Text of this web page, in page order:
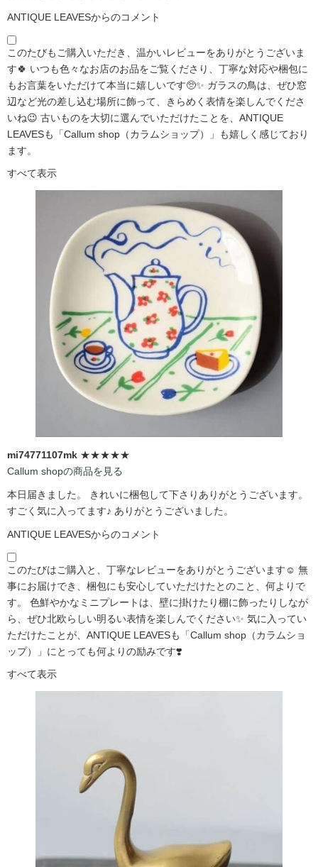
ANTIQUE LEAVESからのコメント
このたびもご購入いただき、温かいレビューをありがとうございま
す🍀 いつも色々なお店のお品をご覧くださり、丁寧な対応や梱包に
もお言葉をいただけて本当に嬉しいです🥺✨ ガラスの鳥は、ぜひ窓
辺など光の差し込む場所に飾って、きらめく表情を楽しんでくださ
いね😉 古いものを大切に選んでいただけたことを、ANTIQUE
LEAVESも「Callum shop（カラムショップ）」も嬉しく感じており
ます。
すべて表示
mi74771107mk ★★★★★
Callum shopの商品を見る
本日届きました。 きれいに梱包して下さりありがとうございます。
すごく気に入ってます♪ ありがとうございました。
ANTIQUE LEAVESからのコメント
このたびはご購入と、丁寧なレビューをありがとうございます☺️ 無
事にお届けでき、梱包にも安心していただけたとのこと、何よりで
す。 色鮮やかなミニプレートは、壁に掛けたり棚に飾ったりしなが
ら、ぜひ北欧らしい明るい表情を楽しんでください✨ 気に入ってい
ただけたことが、ANTIQUE LEAVESも「Callum shop（カラムショ
ップ）」にとっても何よりの励みです❣️
すべて表示